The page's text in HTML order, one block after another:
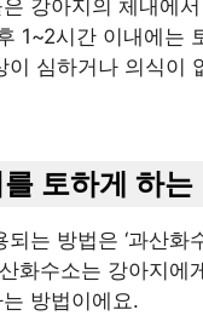
강아지의 체내에
1~2시간 이내에는
이 심하거나 의식이
토하게 하는
되는 방법은 ‘과산
화수소는 강아지에
방법이에요.